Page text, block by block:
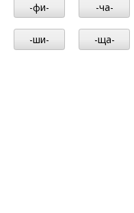
-фи- -ча-
-ши- -ща-